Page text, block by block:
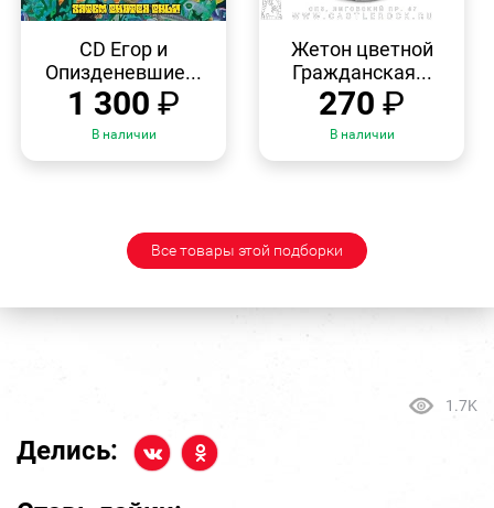
ПРОСМОТР
CD Егор и
Опизденевшие...
1 300 ₽
В наличии
ПРОСМОТР
Жетон цветной
Гражданская...
270 ₽
В наличии
Все товары этой подборки
1.7K
Делись: